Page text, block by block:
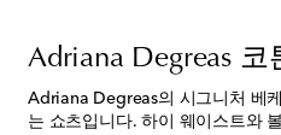
Adriana Degreas
Adriana Degreas의 시그니처 베
는 쇼츠입니다. 하이 웨이스트와